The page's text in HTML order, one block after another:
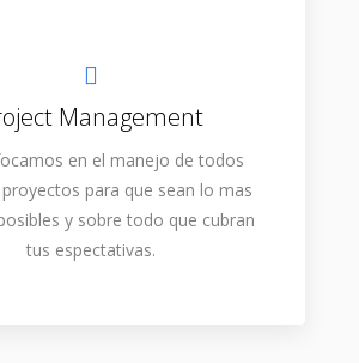
Management
en el manejo de todos
para que sean lo mas
y sobre todo que cubran
tus espectativas.